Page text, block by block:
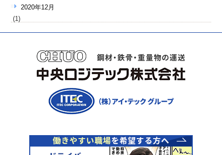
2020年12月
(1)